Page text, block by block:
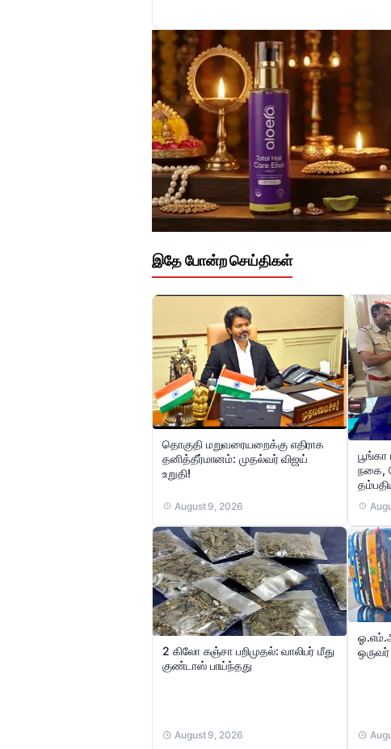
இதே போன்ற செய்திகள்
தொகுதி மறுவரையறைக்கு எதிராக
தனித்தீர்மானம்: முதல்வர் விஜய்
உறுதி!
August 9, 2026
பூங்கா
நகை,
2 கிலோ கஞ்சா பறிமுதல்: வாலிபர் மீது
குண்டாஸ் பாய்ந்தது
August 9, 2026
ஒருவர்